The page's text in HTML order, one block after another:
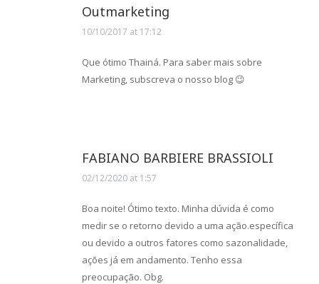
Outmarketing
says:
10/10/2017 at 17:12
Que ótimo Thainá. Para saber mais sobre
Marketing, subscreva o nosso blog 😉
FABIANO BARBIERE BRASSIOLI
says:
02/12/2020 at 1:57
Boa noite! Ótimo texto. Minha dúvida é como
medir se o retorno devido a uma ação.específica
ou devido a outros fatores como sazonalidade,
ações já em andamento. Tenho essa
preocupação. Obg.